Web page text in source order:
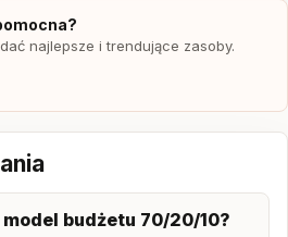
najlepsze i trendujące zasoby.
budżetu 70/20/10?